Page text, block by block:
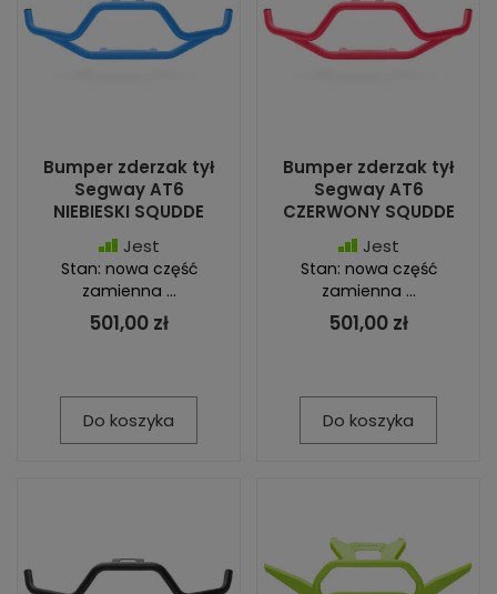
Bumper zderzak tył
Segway AT6
NIEBIESKI SQUDDE
Jest
Stan: nowa część
zamienna ...
501,00 zł
Do koszyka
Bumper zderzak tył
Segway AT6
CZERWONY SQUDDE
Jest
Stan: nowa część
zamienna ...
501,00 zł
Do koszyka